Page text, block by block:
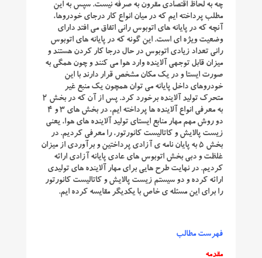
چه به لحاظ اقتصادی مقرون به صرفه نیست. سپس به این
مطلب پرداخته ایم که در میان انواع کار درجای خودروها،
آنچه که در پایانه های اتوبوس رانی اتفاق می افتد دارای
وضعیت ویژه ای است. این گونه که در پایانه های اتوبوس
رانی تعداد زیادی اتوبوس در حال درجا کار کردن هستند و
میزان قابل توجهی آلاینده وارد هوا می کنند و چون همگی به
صورت ایستا و در یک مکان مشخص قرار دارند با این
خودروهای داخل پایانه می توان همچون یک منبع غیر
متحرک تولید آلاینده برخورد کرد. پس از آن که در بخش 2
به معرفی انواع آلاینده ها پرداخته ایم، در بخش های 3 و 4
دو روش مهم مهار منابع ایستای تولید آلاینده های هوا، یعنی
زیست پالایش و کاتالیست کانورتور، را معرفی کردیم. در
بخش 5 به پایان نامه ی آزادی پرداختین و برآوردی از میزان
غلظت و دبی بخش اتوبوس های عادی پایانه آزادی ارائه
کردیم. در نهایت طرح هایی برای مهار آلاینده های تولیدی
ارائه کرده و دو سیستم زیست پالایش و کاتالیست کانورتور
را برای این مسئله ی خاص با یکدیگر مقایسه کرده ایم.
فهرست مطالب
مقدمه